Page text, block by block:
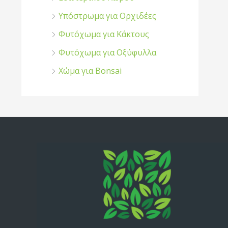
Υπόστρωμα για Ορχιδέες
Φυτόχωμα για Κάκτους
Φυτόχωμα για Οξύφυλλα
Χώμα για Bonsai